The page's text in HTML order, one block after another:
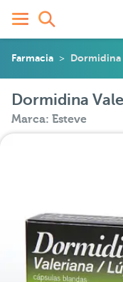
Farmacia Dormidina
Dormidina
Marca: Esteve